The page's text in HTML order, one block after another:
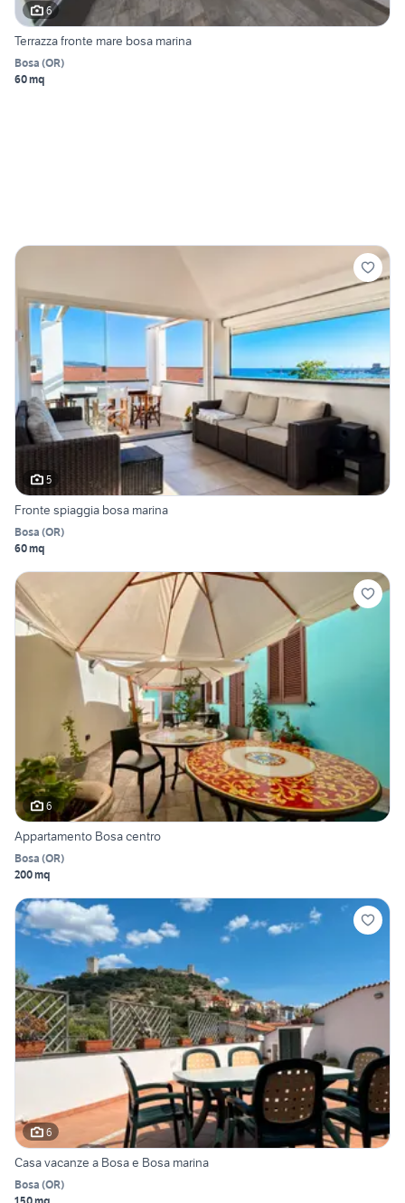
6
Terrazza fronte mare bosa marina
Bosa (OR)
60 mq
5
Fronte spiaggia bosa marina
Bosa (OR)
60 mq
6
Appartamento Bosa centro
Bosa (OR)
200 mq
6
Casa vacanze a Bosa e Bosa marina
Bosa (OR)